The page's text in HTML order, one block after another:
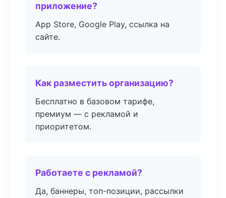
приложение?
App Store, Google Play, ссылка на
сайте.
Как разместить организацию?
Бесплатно в базовом тарифе,
премиум — с рекламой и
приоритетом.
Работаете с рекламой?
Да, баннеры, топ-позиции, рассылки